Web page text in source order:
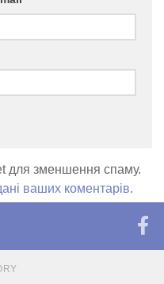
для зменшення спаму.
ваших коментарів.